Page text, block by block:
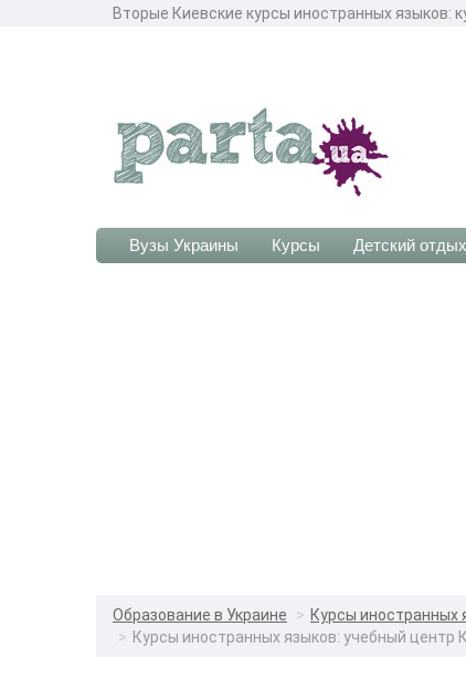
Вторые Киевские курсы иностранных языков:
Вузы Украины Курсы Детский отдых
Образование в Украине
Курсы иностранных
Курсы иностранных языков: учебный центр